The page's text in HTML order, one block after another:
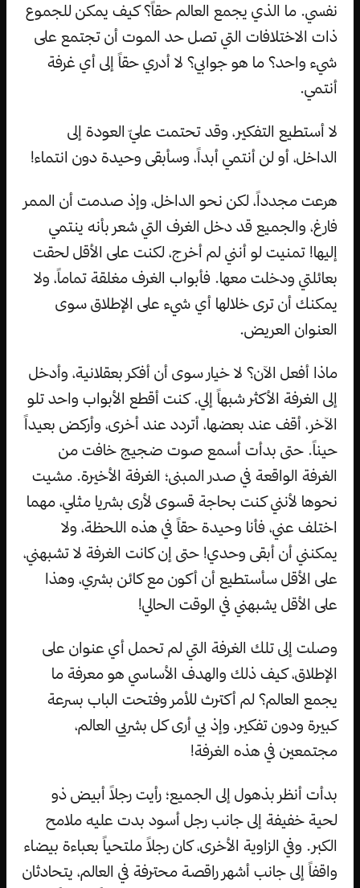
نفسي. ما الذي يجمع العالم حقاً؟ كيف يمكن للجموع
ذات الاختلافات التي تصل حد الموت أن تجتمع على
شيء واحد؟ ما هو جوابي؟ لا أدري حقاً إلى أي غرفة
أنتمي.
لا أستطيع التفكير، وقد تحتمت عليّ العودة إلى
الداخل، أو لن أنتمي أبداً، وسأبقى وحيدة دون انتماء!
هرعت مجدداً، لكن نحو الداخل، وإذ صدمت أن الممر
فارغ، والجميع قد دخل الغرف التي شعر بأنه ينتمي
إليها! تمنيت لو أنني لم أخرج، لكنت على الأقل لحقت
بعائلتي ودخلت معها. فأبواب الغرف مغلقة تماماً، ولا
يمكنك أن ترى خلالها أي شيء على الإطلاق سوى
العنوان العريض.
ماذا أفعل الآن؟ لا خيار سوى أن أفكر بعقلانية، وأدخل
إلى الغرفة الأكثر شبهاً إلي. كنت أقطع الأبواب واحد تلو
الآخر، أقف عند بعضها، أتردد عند أخرى، وأركض بعيداً
حيناً. حتى بدأت أسمع صوت ضجيج خافت من
الغرفة الواقعة في صدر المبنى؛ الغرفة الأخيرة. مشيت
نحوها لأنني كنت بحاجة قسوى لأرى بشريا مثلي، مهما
اختلف عني، فأنا وحيدة حقاً في هذه اللحظة، ولا
يمكنني أن أبقى وحدي! حتى إن كانت الغرفة لا تشبهني،
على الأقل سأستطيع أن أكون مع كائن بشري، وهذا
على الأقل يشبهني في الوقت الحالي!
وصلت إلى تلك الغرفة التي لم تحمل أي عنوان على
الإطلاق، كيف ذلك والهدف الأساسي هو معرفة ما
يجمع العالم؟ لم أكترث للأمر وفتحت الباب بسرعة
كبيرة ودون تفكير، وإذ بي أرى كل بشريي العالم،
مجتمعين في هذه الغرفة!
بدأت أنظر بذهول إلى الجميع؛ رأيت رجلاً أبيض ذو
لحية خفيفة إلى جانب رجل أسود بدت عليه ملامح
الكبر. وفي الزاوية الأخرى، كان رجلاً ملتحياً بعباءة بيضاء
واقفاً إلى جانب أشهر راقصة محترفة في العالم، يتحادثان